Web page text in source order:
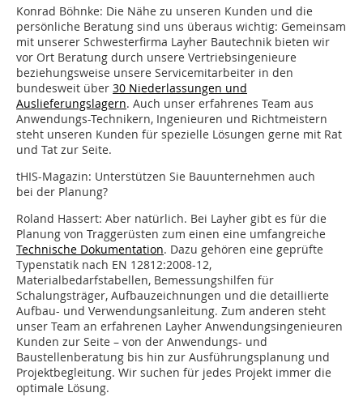
Konrad Böhnke: Die Nähe zu unseren Kunden und die
persönliche Beratung sind uns überaus wichtig: Gemeinsam
mit unserer Schwesterfirma Layher Bautechnik bieten wir
vor Ort Beratung durch unsere Vertriebsingenieure
beziehungsweise unsere Servicemitarbeiter in den
bundesweit über 30 Niederlassungen und
Auslieferungslagern. Auch unser erfahrenes Team aus
Anwendungs-Technikern, Ingenieuren und Richtmeistern
steht unseren Kunden für spezielle Lösungen gerne mit Rat
und Tat zur Seite.
tHIS-Magazin: Unterstützen Sie Bauunternehmen auch
bei der Planung?
Roland Hassert: Aber natürlich. Bei Layher gibt es für die
Planung von Traggerüsten zum einen eine umfangreiche
Technische Dokumentation. Dazu gehören eine geprüfte
Typenstatik nach EN 12812:2008-12,
Materialbedarfstabellen, Bemessungshilfen für
Schalungsträger, Aufbauzeichnungen und die detaillierte
Aufbau- und Verwendungsanleitung. Zum anderen steht
unser Team an erfahrenen Layher Anwendungsingenieuren
Kunden zur Seite – von der Anwendungs- und
Baustellenberatung bis hin zur Ausführungsplanung und
Projektbegleitung. Wir suchen für jedes Projekt immer die
optimale Lösung.